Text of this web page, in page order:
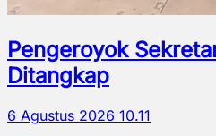
Pengeroyok
Ditangkap
6 Agustus 2026 10.11